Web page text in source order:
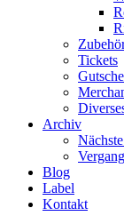
Tickets
Archiv
Blog
Label
Kontakt